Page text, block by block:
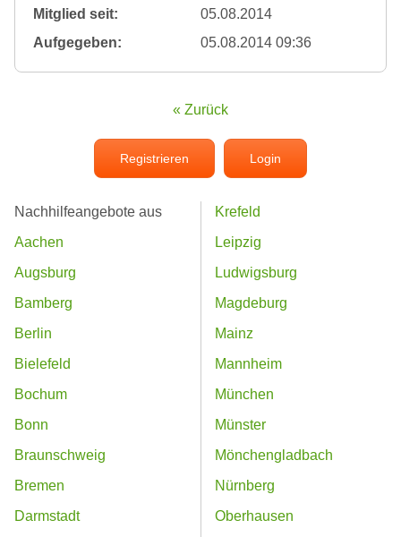
Mitglied seit:
05.08.2014
Aufgegeben:
05.08.2014 09:36
« Zurück
Registrieren Login
Nachhilfeangebote aus
Aachen
Augsburg
Bamberg
Berlin
Bielefeld
Bochum
Bonn
Braunschweig
Bremen
Darmstadt
Krefeld
Leipzig
Ludwigsburg
Magdeburg
Mainz
Mannheim
München
Münster
Mönchengladbach
Nürnberg
Oberhausen